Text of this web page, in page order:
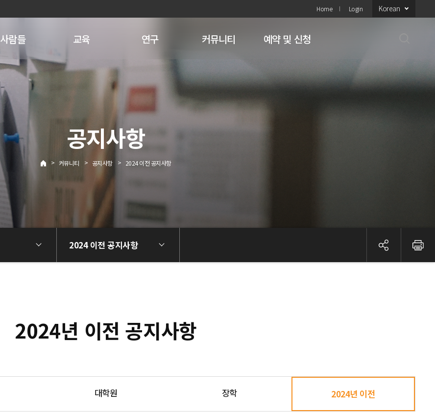
Home Login Korean
사람들 교육 연구 커뮤니티 예약 및 신청
공지사항
> 커뮤니티 > 공지사항 > 2024 이전 공지사항
2024 이전 공지사항
2024년 이전 공지사항
대학원 장학 2024년 이전